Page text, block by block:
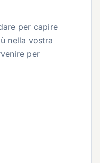
per capire
nella vostra
per